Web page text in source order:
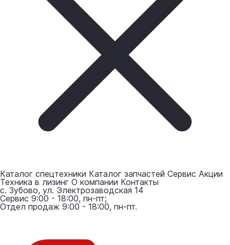
Каталог спецтехники Каталог запчастей Сервис Акции
Техника в лизинг О компании Контакты
с. Зубово, ул. Электрозаводская 14
Сервис 9:00 - 18:00, пн-пт;
Отдел продаж 9:00 - 18:00, пн-пт.